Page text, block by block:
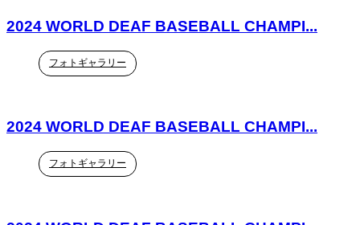
2024 WORLD DEAF BASEBALL CHAMPI...
フォトギャラリー
2024 WORLD DEAF BASEBALL CHAMPI...
フォトギャラリー